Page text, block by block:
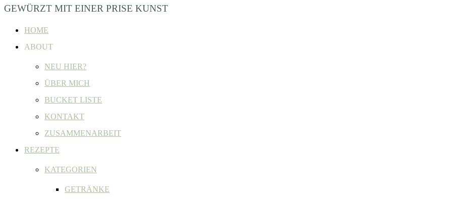
GEWÜRZT MIT EINER PRISE KUNST
HOME
ABOUT
NEU HIER?
ÜBER MICH
BUCKET LISTE
KONTAKT
ZUSAMMENARBEIT
REZEPTE
KATEGORIEN
GETRÄNKE